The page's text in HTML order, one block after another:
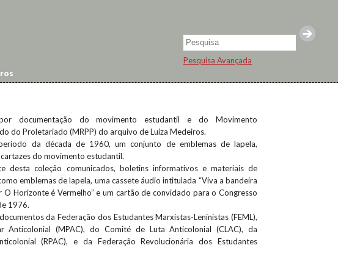
Pesquisa Avançada
documentação do movimento estudantil e do Movimento
do Proletariado (MRPP) do arquivo de Luiza Medeiros.
da década de 1960, um conjunto de emblemas de lapela,
do movimento estudantil.
desta coleção comunicados, boletins informativos e materiais de
emblemas de lapela, uma cassete áudio intitulada “Viva a bandeira
Horizonte é Vermelho” e um cartão de convidado para o Congresso
1976.
da Federação dos Estudantes Marxistas-Leninistas (FEML),
Anticolonial (MPAC), do Comité de Luta Anticolonial (CLAC), da
(RPAC), e da Federação Revolucionária dos Estudantes